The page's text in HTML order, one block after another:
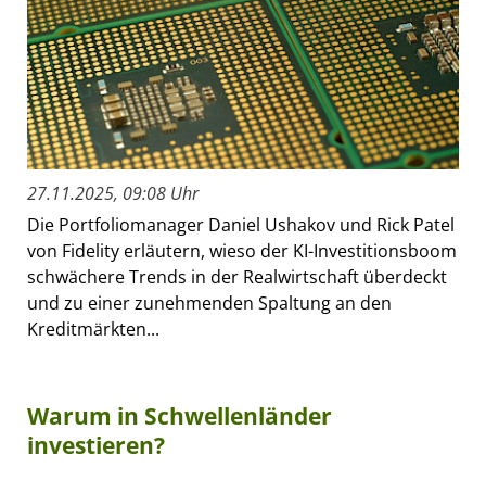
27.11.2025, 09:08 Uhr
Die Portfoliomanager Daniel Ushakov und Rick Patel
von Fidelity erläutern, wieso der KI-Investitionsboom
schwächere Trends in der Realwirtschaft überdeckt
und zu einer zunehmenden Spaltung an den
Kreditmärkten...
Warum in Schwellenländer
investieren?